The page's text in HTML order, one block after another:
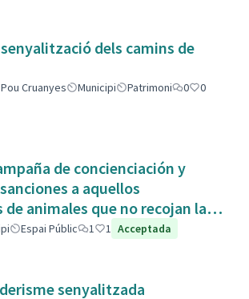
dels camins de
Cruanyes Municipi Patrimoni 0
0
de concienciación y
a aquellos
animales que no recojan las
aceras. Es responsabili
Espai Públic 1 1 Acceptada
senyalitzada